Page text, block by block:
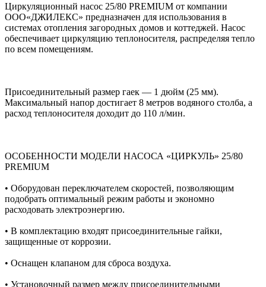
Циркуляционный насос 25/80 PREMIUM от компании
ООО«ДЖИЛЕКС» предназначен для использования в
системах отопления загородных домов и коттеджей. Насос
обеспечивает циркуляцию теплоносителя, распределяя тепло
по всем помещениям.
Присоединительный размер гаек — 1 дюйм (25 мм).
Максимальный напор достигает 8 метров водяного столба, а
расход теплоносителя доходит до 110 л/мин.
ОСОБЕННОСТИ МОДЕЛИ НАСОСА «ЦИРКУЛЬ» 25/80
PREMIUM
• Оборудован переключателем скоростей, позволяющим
подобрать оптимальный режим работы и экономно
расходовать электроэнергию.
• В комплектацию входят присоединительные гайки,
защищенные от коррозии.
• Оснащен клапаном для сброса воздуха.
• Установочный размер между присоединительными